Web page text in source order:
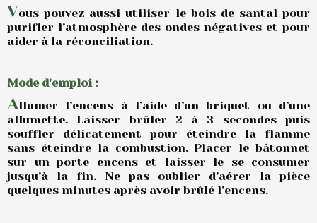
Vous pouvez aussi utiliser le bois de santal pour
purifier l’atmosphère des ondes négatives et pour
aider à la réconciliation.
Mode d'emploi :
Allumer l’encens à l’aide d’un briquet ou d’une
allumette. Laisser brûler 2 à 3 secondes puis
souffler délicatement pour éteindre la flamme
sans éteindre la combustion. Placer le bâtonnet
sur un porte encens et laisser le se consumer
jusqu’à la fin. Ne pas oublier d’aérer la pièce
quelques minutes après avoir brûlé l’encens.